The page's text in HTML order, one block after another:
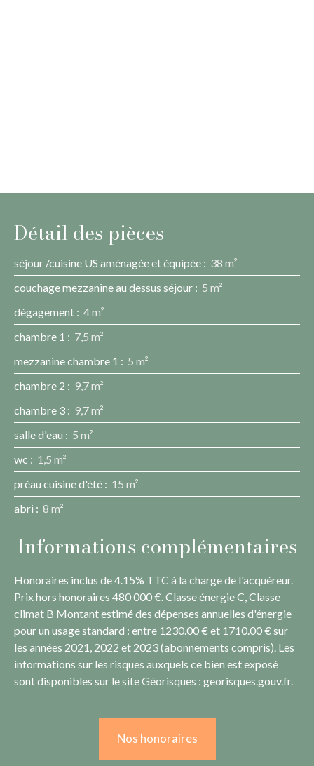
Détail des pièces
séjour /cuisine US aménagée et équipée : 38 m²
couchage mezzanine au dessus séjour : 5 m²
dégagement : 4 m²
chambre 1 : 7,5 m²
mezzanine chambre 1 : 5 m²
chambre 2 : 9,7 m²
chambre 3 : 9,7 m²
salle d'eau : 5 m²
wc : 1,5 m²
préau cuisine d'été : 15 m²
abri : 8 m²
Informations complémentaires
Honoraires inclus de 4.15% TTC à la charge de l'acquéreur.
Prix hors honoraires 480 000 €. Classe énergie C, Classe
climat B Montant estimé des dépenses annuelles d'énergie
pour un usage standard : entre 1230.00 € et 1710.00 € sur
les années 2021, 2022 et 2023 (abonnements compris). Les
informations sur les risques auxquels ce bien est exposé
sont disponibles sur le site Géorisques : georisques.gouv.fr.
Nos honoraires